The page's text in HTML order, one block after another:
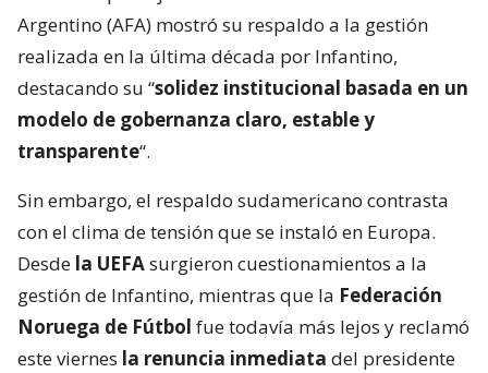
Argentino (AFA) mostró su respaldo a la gestión
realizada en la última década por Infantino,
destacando su “solidez institucional basada en un
modelo de gobernanza claro, estable y
transparente“.
Sin embargo, el respaldo sudamericano contrasta
con el clima de tensión que se instaló en Europa.
Desde la UEFAsurgieron cuestionamientos a la
gestión de Infantino, mientras que la Federación
Noruega de Fútbol fue todavía más lejos y reclamó
este viernes la renuncia inmediata del presidente